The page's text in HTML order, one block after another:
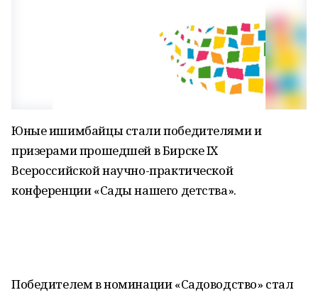
Юные ишимбайцы стали победителями и
призерами прошедшей в Бирске IX
Всероссийской научно-практической
конференции «Сады нашего детства».
Победителем в номинации «Садоводство» стал